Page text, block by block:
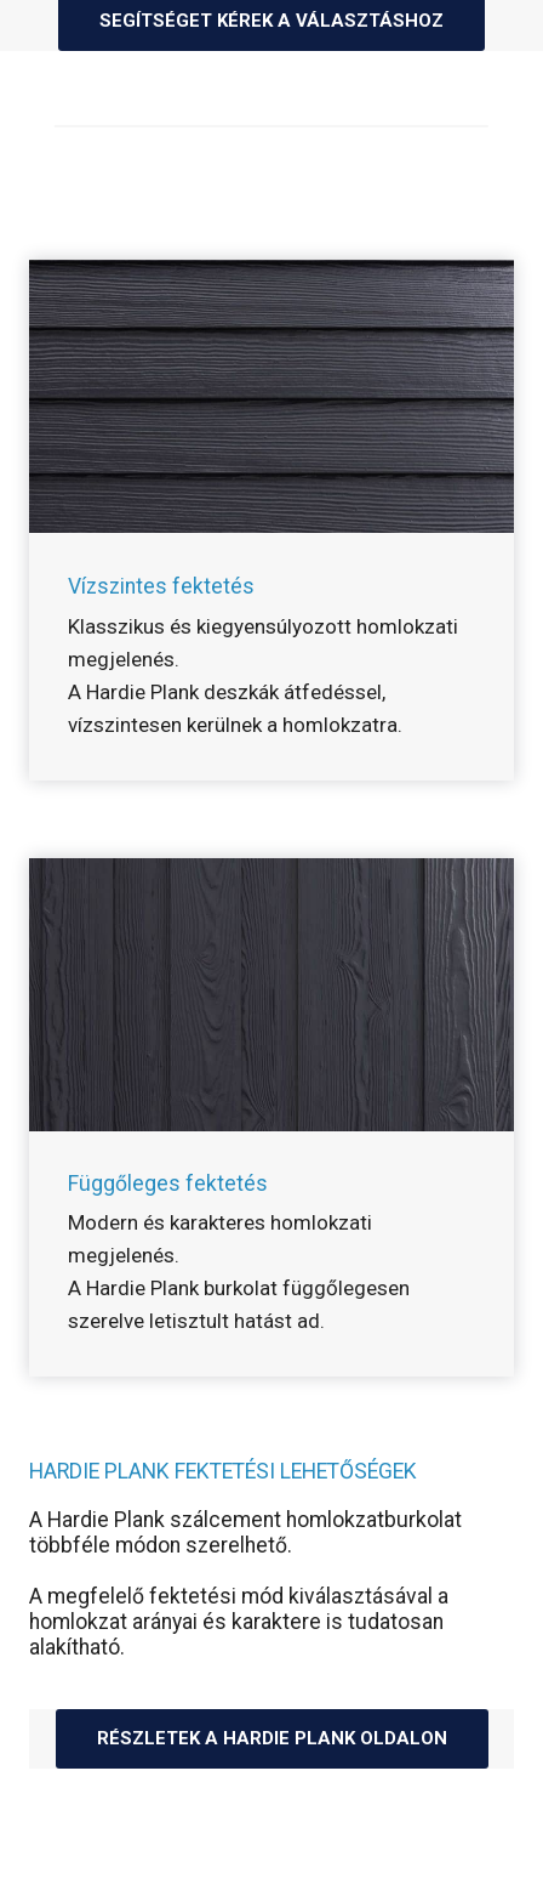
SEGÍTSÉGET KÉREK A VÁLASZTÁSHOZ
Vízszintes fektetés
Klasszikus és kiegyensúlyozott homlokzati
megjelenés.
A Hardie Plank deszkák átfedéssel,
vízszintesen kerülnek a homlokzatra.
Függőleges fektetés
Modern és karakteres homlokzati
megjelenés.
A Hardie Plank burkolat függőlegesen
szerelve letisztult hatást ad.
HARDIE PLANK FEKTETÉSI LEHETŐSÉGEK
A Hardie Plank szálcement homlokzatburkolat
többféle módon szerelhető.
A megfelelő fektetési mód kiválasztásával a
homlokzat arányai és karaktere is tudatosan
alakítható.
RÉSZLETEK A HARDIE PLANK OLDALON